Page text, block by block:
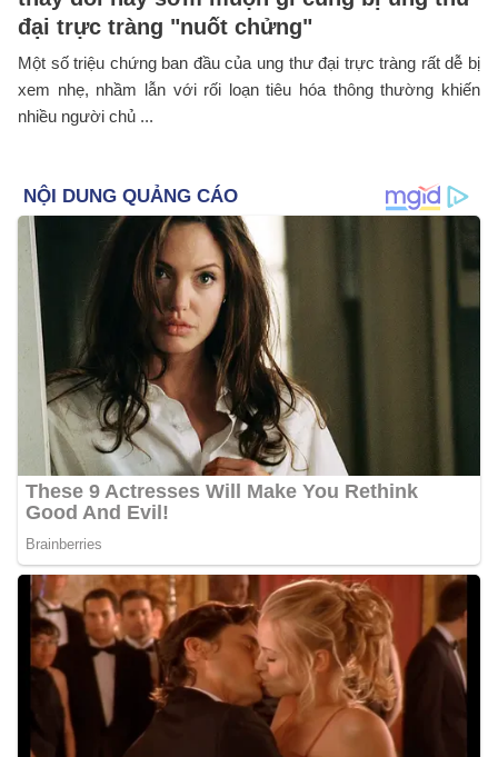
đại trực tràng "nuốt chửng"
Một số triệu chứng ban đầu của ung thư đại trực tràng rất dễ bị
xem nhẹ, nhầm lẫn với rối loạn tiêu hóa thông thường khiến
nhiều người chủ ...